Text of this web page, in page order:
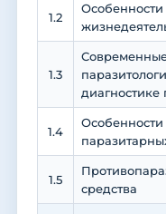
1.2
1.3
диагностике
1.4
1.5
средства